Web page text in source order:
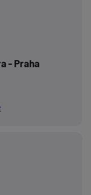
- Praha